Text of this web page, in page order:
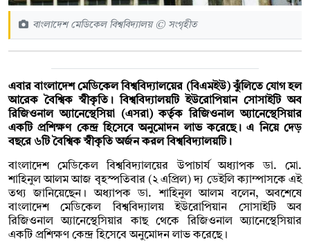
বাংলাদেশ মেডিকেল বিশ্ববিদ্যালয় © সংগৃহীত
এবার বাংলাদেশ মেডিকেল বিশ্ববিদ্যালয়ের (বিএমইউ) ঝুঁলিতে যোগ হল
আরেক বৈশ্বিক স্বীকৃতি। বিশ্ববিদ্যালয়টি ইউরোপিয়ান সোসাইটি অব
রিজিওনাল অ্যানেস্থেসিয়া (এসরা) কর্তৃক রিজিওনাল অ্যানেস্থেসিয়ার
একটি প্রশিক্ষণ কেন্দ্র হিসেবে অনুমোদন লাভ করেছে। এ নিয়ে দেড়
বছরে ৬টি বৈশ্বিক স্বীকৃতি অর্জন করল বিশ্ববিদ্যালয়টি।
বাংলাদেশ মেডিকেল বিশ্ববিদ্যালয়ের উপাচার্য অধ্যাপক ডা. মো.
শাহিনুল আলম আজ বৃহস্পতিবার (২ এপ্রিল) দ্য ডেইলি ক্যাম্পাসকে এই
তথ্য জানিয়েছেন। অধ্যাপক ডা. শাহিনুল আলম বলেন, অবশেষে
বাংলাদেশ মেডিকেল বিশ্ববিদ্যালয় ইউরোপিয়ান সোসাইটি অব
রিজিওনাল অ্যানেস্থেসিয়ার কাছ থেকে রিজিওনাল অ্যানেস্থেসিয়ার
একটি প্রশিক্ষণ কেন্দ্র হিসেবে অনুমোদন লাভ করেছে।